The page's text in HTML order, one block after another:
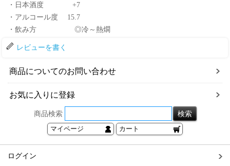
・日本酒度 +7
・アルコール度 15.7
・飲み方 ◎冷～熱燗
レビューを書く
商品についてのお問い合わせ
お気に入りに登録
商品検索
マイページ カート
ログイン